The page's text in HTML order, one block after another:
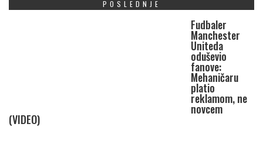
POSLEDNJE
Fudbaler
Manchester
Uniteda
oduševio
fanove:
Mehaničaru
platio
reklamom, ne
novcem
(VIDEO)